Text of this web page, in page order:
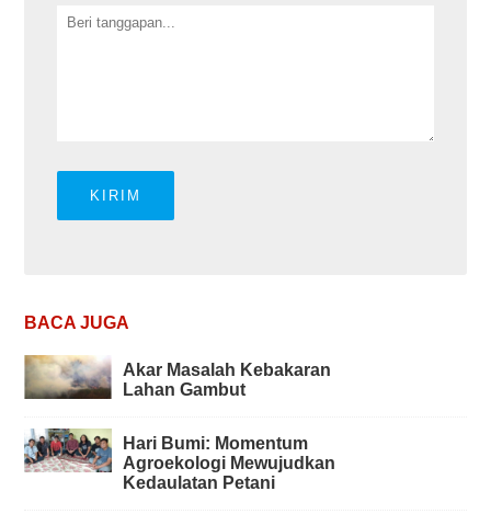
BACA JUGA
Akar Masalah Kebakaran
Lahan Gambut
Hari Bumi: Momentum
Agroekologi Mewujudkan
Kedaulatan Petani